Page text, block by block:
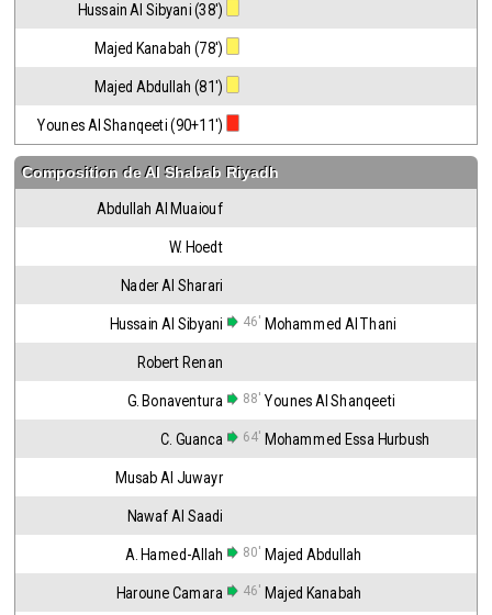
Hussain Al Sibyani (38')
Majed Kanabah (78')
Majed Abdullah (81')
Younes Al Shanqeeti (90+11')
Composition deAl Shabab Riyadh
Abdullah Al Muaiouf
W. Hoedt
Nader Al Sharari
Hussain Al Sibyani 46' Mohammed Al Thani
Robert Renan
G. Bonaventura 88' Younes Al Shanqeeti
C. Guanca 64' Mohammed Essa Hurbush
Musab Al Juwayr
Nawaf Al Saadi
A. Hamed-Allah 80' Majed Abdullah
Haroune Camara 46' Majed Kanabah